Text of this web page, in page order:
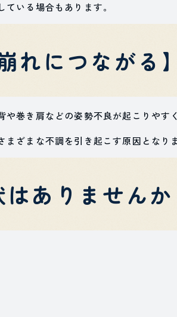
いる場合もあります。
れにつながる
巻き肩などの姿勢不良が起こりやす
ざまな不調を引き起こす原因となり
はありません